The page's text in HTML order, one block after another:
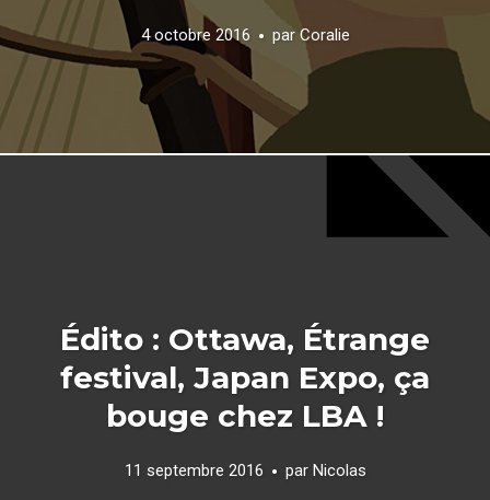
4 octobre 2016 par Coralie
Édito : Ottawa, Étrange
festival, Japan Expo, ça
bouge chez LBA !
11 septembre 2016 par Nicolas